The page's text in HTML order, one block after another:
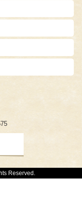
Reserved.